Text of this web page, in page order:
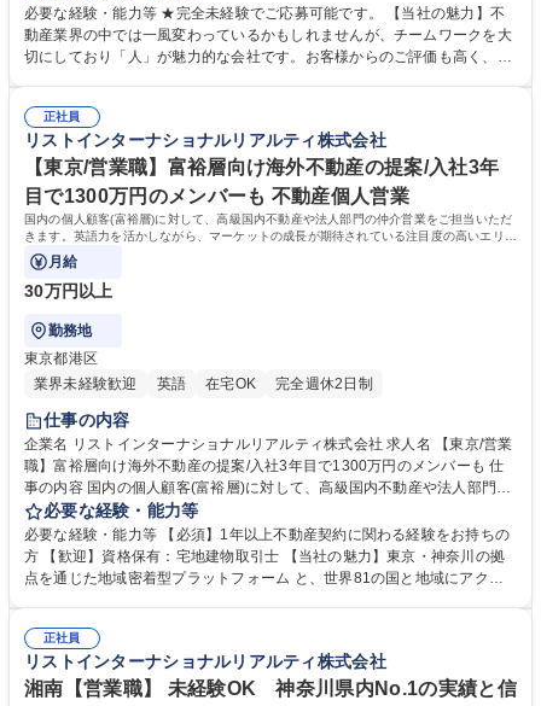
のへと導く仕事で、人生の大きなライフイベントに携わることができま
す。 【風土・環境】 チームワークを大切にしており、仲間同士で支えあ
う文化が根強い社風です。また、上司のサポートや研修制度も充実してお
職】★未経験OK 神奈川県内No.1の実績と信頼！「人が魅力」な企業
必要な経験・能力等 ★完全未経験でご応募可能です。 【当社の魅力】不
動産業界の中では一風変わっているかもしれませんが、チームワークを大
切にしており「人」が魅力的な会社です。お客様からのご評価も高く、神
均残業時間24時間程度など就業環境も強みとしており、従業員満足度の非
常に高い会社です。 学歴・資格 学歴：大学院 大学 高専 短大 専修学校 高
校 語学力： 資格：
正社員
リストインターナショナルリアルティ株式会社
【東京/営業職】富裕層向け海外不動産の提案/入社3年
目で1300万円のメンバーも 不動産個人営業
国内の個人顧客(富裕層)に対して、高級国内不動産や法人部門の仲介営業をご担当いただ
きます。英語力を活かしながら、マーケットの成長が期待されている注目度の高いエリア
を担当することができるポジションです。
月給
30万円以上
勤務地
東京都港区
業界未経験歓迎
英語 在宅OK 完全週休2日制
仕事の内容
企業名 リストインターナショナルリアルティ株式会社 求人名 【東京/営業
職】富裕層向け海外不動産の提案/入社3年目で1300万円のメンバーも 仕
事の内容 国内の個人顧客(富裕層)に対して、高級国内不動産や法人部門の
仲介営業をご担当いただきます。英語力を活かしながら、マーケットの成
長が期待されている注目度の高いエリアを担当することができるポジショ
ンです。 【詳細】1：国内個人顧客に対する海外不動産の提案、2：提案
後の現地視察対応、3：契約関連業務、4：契約後の引き渡しまでのサポー
必要な経験・能力等
必要な経験・能力等 【必須】1年以上不動産契約に関わる経験をお持ちの
方 【歓迎】資格保有：宅地建物取引士 【当社の魅力】東京・神奈川の拠
点を通じた地域密着型プラットフォーム と、世界81の国と地域にアクセ
増収増益計上を続けており、メンバー全員がチャレンジ精神をもってフレ
キシブルに働く、従業員満足度の高い環境です。 学歴・資格 学歴：大学
院 大学 語学力：英語 資格：
正社員
リストインターナショナルリアルティ株式会社
湘南【営業職】 未経験OK 神奈川県内No.1の実績と信